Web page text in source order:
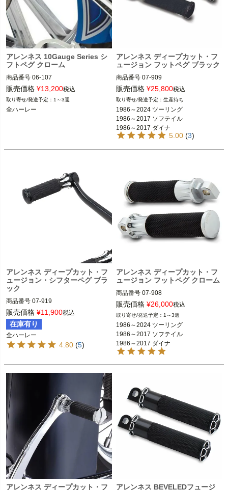
アレンネス 10Gauge Series シ
フトペグ クローム
商品番号 06-107
D型番：1603-0300
全ハーレー
販売価格 ¥13,200税込
1～3週
全ハーレー
アレンネス ディープカット・フ
ュージョン フットペグ ブラック
商品番号 07-909
D型番：1620-0894
1986～2024 ツーリング FLHX、FLH
T、FLTR、FLHR
※フットペグ装着車
1986～2017 ソフテイル
1986～2017 ダイナ
1986～2021 スポーツスター
販売価格 ¥25,800税込
生産待ち
1986～2024 ツーリング
1986～2017 ソフテイル
1986～2017 ダイナ
1986～2021 スポーツスター
5.00 (3)
アレンネス ディープカット・フ
ュージョン・シフターペグ ブラ
ック
商品番号 07-919
D型番:1603-0172
全ハーレー
ARLEN NESS（アレンネス）
販売価格 ¥11,900税込
在庫有り
全ハーレー
4.80 (5)
アレンネス ディープカット・フ
ュージョン フットペグ クローム
商品番号 07-908
D型番：1620-0893
1986～2024 ツーリング FLHX、FLH
T、FLTR、FLHR
※フットペグ装着車
1986～2017 ソフテイル
1986～2017 ダイナ
1986～2021 スポーツスター
販売価格 ¥26,000税込
1～3週
1986～2024 ツーリング
1986～2017 ソフテイル
1986～2017 ダイナ
1986～2021 スポーツスター
アレンネス ディープカット・フ アレンネス BEVELEDフュージ